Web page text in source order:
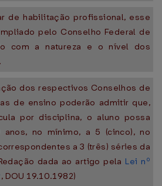
de habilitação profissional, esse
pelo Conselho Federal de
com a natureza e o nível dos
dos respectivos Conselhos de
de ensino poderão admitir que,
por disciplina, o aluno possa
no mínimo, a 5 (cinco), no
a 3 (três) séries da
dada ao artigo pela Lei nº
, DOU 19.10.1982)